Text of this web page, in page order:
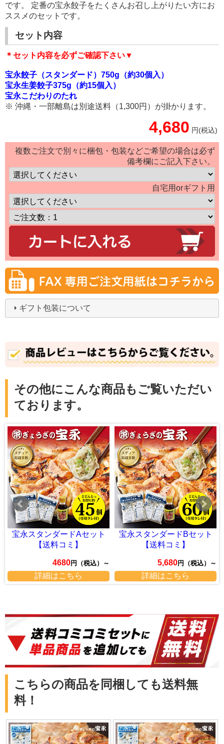
です。 定番の宝永餃子をたくさんお召し上がりたい方にお
ススメのセットです。
セット内容
＊セット内容を必ずご確認下さい▼
宝永餃子（スタンダード）750g（約30個入）
宝永生姜餃子375g（約15個入）
宝永こだわりのたれ
※ 沖縄・一部離島は別途送料（1,300円）が掛かります。
4,680 円(税込)
複数ご注文で別々に梱包・包装などご希望の場合は必ず
備考欄にご記入下さい。
自宅用orギフト用
ギフト包装について
その他にこんな商品もご覧いただい
ております。
宝永スタンダードAセット
【送料コミ】
4680円（税込）～
詳細はこちら
宝永スタンダードBセット
【送料コミ】
5,680円（税込）～
詳細はこちら
こちらの商品を同梱しても送料無
料！